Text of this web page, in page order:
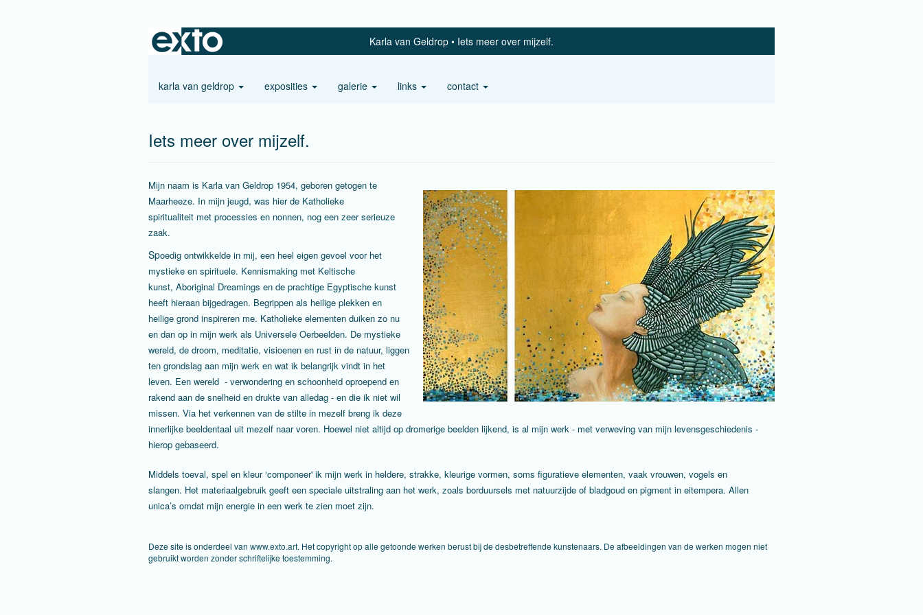
Karla van Geldrop Iets meer over mijzelf.
karla van geldrop exposities galerie links contact
Iets meer over mijzelf.
Mijn naam is Karla van Geldrop 1954, geboren getogen te
Maarheeze. In mijn jeugd, was hier de Katholieke
spiritualiteit met processies en nonnen, nog een zeer serieuze
zaak.
Spoedig ontwikkelde in mij, een heel eigen gevoel voor het
mystieke en spirituele. Kennismaking met Keltische
kunst, Aboriginal Dreamings en de prachtige Egyptische kunst
heeft hieraan bijgedragen. Begrippen als heilige plekken en
heilige grond inspireren me. Katholieke elementen duiken zo nu
en dan op in mijn werk als Universele Oerbeelden. De mystieke
wereld, de droom, meditatie, visioenen en rust in de natuur, liggen
ten grondslag aan mijn werk en wat ik belangrijk vindt in het
leven. Een wereld - verwondering en schoonheid oproepend en
rakend aan de snelheid en drukte van alledag - en die ik niet wil
missen. Via het verkennen van de stilte in mezelf breng ik deze
innerlijke beeldentaal uit mezelf naar voren. Hoewel niet altijd op dromerige beelden lijkend, is al mijn werk - met verweving van mijn levensgeschiedenis -
hierop gebaseerd.
Middels toeval, spel en kleur ‘componeer' ik mijn werk in heldere, strakke, kleurige vormen, soms figuratieve elementen, vaak vrouwen, vogels en
slangen. Het materiaalgebruik geeft een speciale uitstraling aan het werk, zoals borduursels met natuurzijde of bladgoud en pigment in eitempera. Allen
unica’s omdat mijn energie in een werk te zien moet zijn.
Deze site is onderdeel van www.exto.art. Het copyright op alle getoonde werken berust bij de desbetreffende kunstenaars. De afbeeldingen van de werken mogen niet
gebruikt worden zonder schriftelijke toestemming.